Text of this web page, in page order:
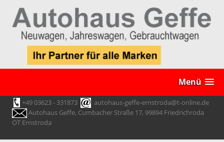
Menü
+49 03623 - 331873
autohaus-geffe-ernstroda@t-online.de
Autohaus Geffe, Cumbacher Straße 17, 99894 Friedrichroda
OT Ernstroda